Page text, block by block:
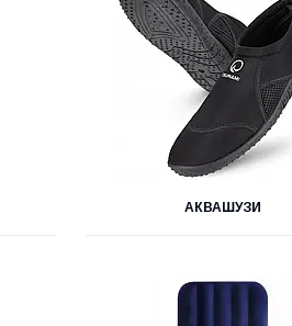
АКВАШУЗИ